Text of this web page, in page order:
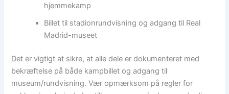
hjemmekamp
Billet til stadionrundvisning og adgang til Real
Madrid-museet
Det er vigtigt at sikre, at alle dele er dokumenteret med
bekræftelse på både kampbillet og adgang til
museum/rundvisning. Vær opmærksom på regler for